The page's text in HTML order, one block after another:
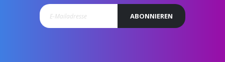
ABONNIEREN